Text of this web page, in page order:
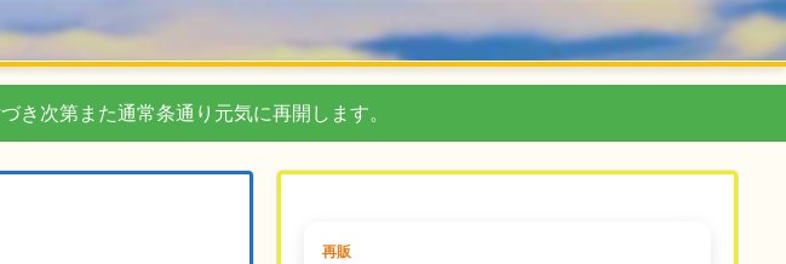
き次第また通常条通り元気に再開します。
再販